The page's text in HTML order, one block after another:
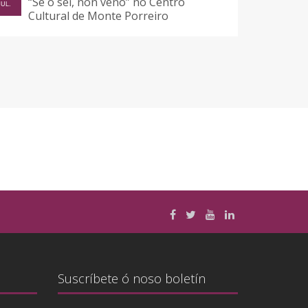
Cultural de Monte Porreiro
Suscríbete ó noso boletín